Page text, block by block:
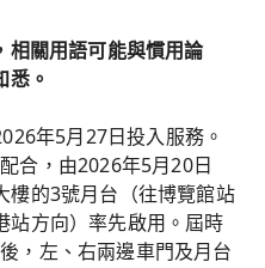
相關用語可能與慣用論
悉。
年5月27日投入服務。
合，由2026年5月20日
樓的3號月台（往博覽館站
站方向）率先啟用。屆時
，左、右兩邊車門及月台